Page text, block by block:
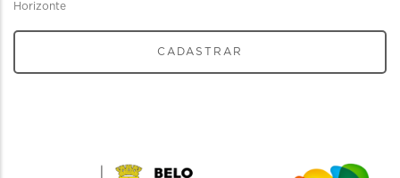
Horizonte
CADASTRAR